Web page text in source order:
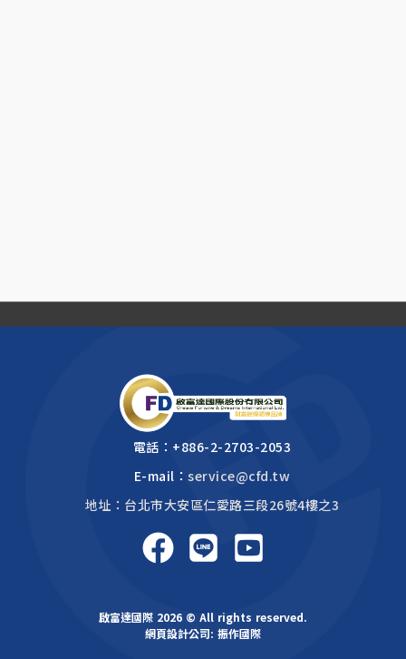
電話： +886-2-2703-2053
E-mail：service@cfd.tw
地址：台北市大安區仁愛路三段26號4樓之3
啟富達國際 2026 © All rights reserved.
網頁設計公司: 振作國際